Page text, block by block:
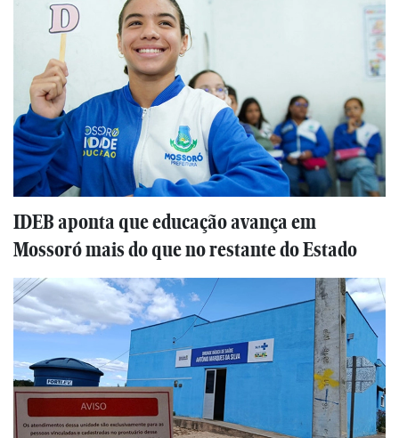
IDEB aponta que educação avança em
Mossoró mais do que no restante do Estado